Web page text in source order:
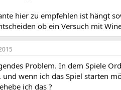
hier zu empfehlen ist hängt
ob ein Versuch mit
Problem. In dem Spiele
wenn ich das Spiel starten
ich das ?